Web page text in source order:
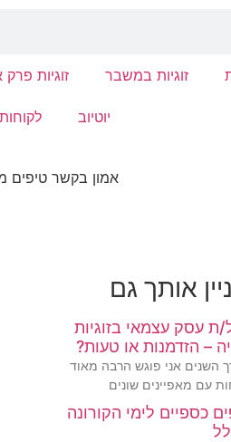
זוגיות במשבר זוגיות פרק
יוטיוב
אותך גם
ת עסק עצמאי בזוגיות
– הזדמנות או טעות?
השנים אני פוגש הרבה מאוד
עם מאפיינים שונים
כספיים לימי הקורונה